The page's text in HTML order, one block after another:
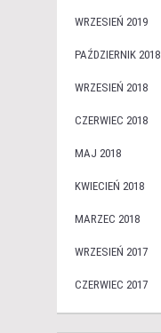
WRZESIEŃ 2019
PAŹDZIERNIK 2018
WRZESIEŃ 2018
CZERWIEC 2018
MAJ 2018
KWIECIEŃ 2018
MARZEC 2018
WRZESIEŃ 2017
CZERWIEC 2017